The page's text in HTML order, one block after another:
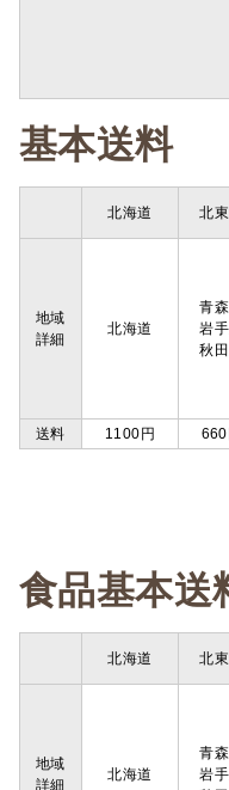
基本
北海道 北
地域
詳細
北海道
青
岩
秋
送料
1100円 660
食品基
北海道 北
地域
詳細
北海道
青
岩